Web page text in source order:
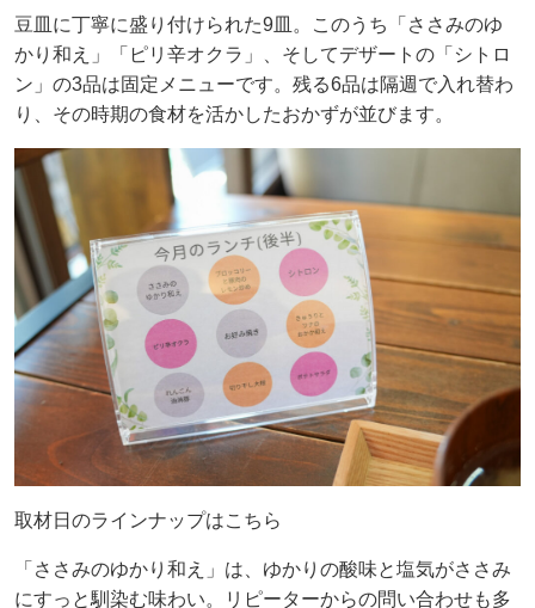
豆皿に丁寧に盛り付けられた9皿。このうち「ささみのゆ
かり和え」「ピリ辛オクラ」、そしてデザートの「シトロ
ン」の3品は固定メニューです。残る6品は隔週で入れ替わ
り、その時期の食材を活かしたおかずが並びます。
取材日のラインナップはこちら
「ささみのゆかり和え」は、ゆかりの酸味と塩気がささみ
にすっと馴染む味わい。リピーターからの問い合わせも多